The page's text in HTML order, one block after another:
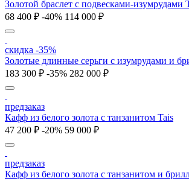
Золотой браслет с подвесками-изумрудами
68 400 ₽ -40% 114 000 ₽
скидка -35%
Золотые длинные серьги с изумрудами и
183 300 ₽ -35% 282 000 ₽
предзаказ
Кафф из белого золота с танзанитом Tais
47 200 ₽ -20% 59 000 ₽
предзаказ
Кафф из белого золота с танзанитом и